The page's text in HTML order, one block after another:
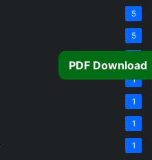
5
5
1
1
1
1
PDF Download